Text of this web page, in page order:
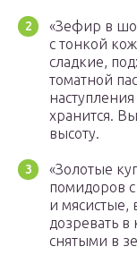
«Зефир в
с тонкой
сладкие,
томатной
хранится.
высоту.
«Золотые
помидоров
и мясистые,
дозревать в
снятыми в